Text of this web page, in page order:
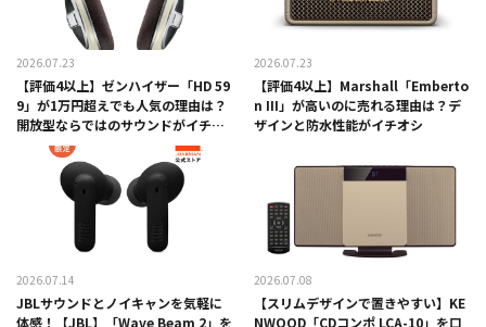
2026.07.23
【評価4以上】ゼンハイザー「HD 59
9」が1万円超えでも人気の理由は？
開放型ならではのサウンドがイチオ
2026.07.23
【評価4以上】Marshall「Emberto
n III」が高いのに売れる理由は？デ
ザインと防水性能がイチオシ
2026.07.14
JBLサウンドとノイキャンを気軽に
体感！【JBL】「Wave Beam 2」を
2026.07.08
【スリムデザインで置きやすい】KE
NWOOD「CDコンポ LCA-10」を口